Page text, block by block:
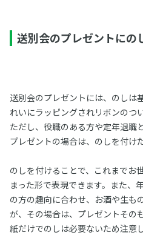
送別会のプレゼントにの
送別会のプレゼントには、のしは
れいにラッピングされリボンのつ
ただし、役職のある方や定年退職
プレゼントの場合は、のしを付け
のしを付けることで、これまでお
まった形で表現できます。また、
の方の趣向に合わせ、お酒や生も
が、その場合は、プレゼントその
紙だけでのしは必要ないため注意